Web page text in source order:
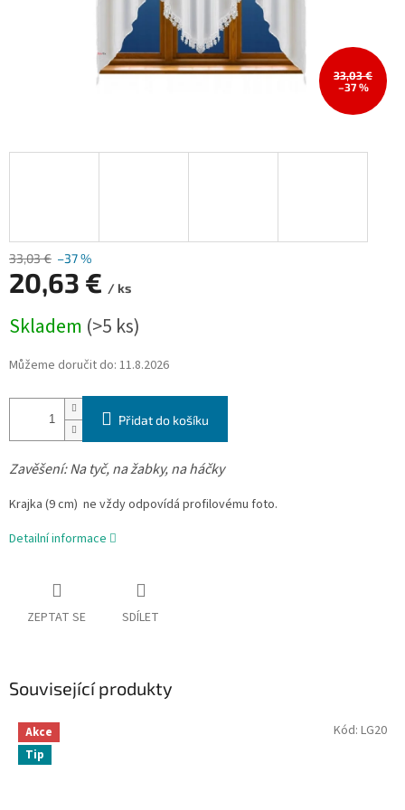
33,03 €
–37 %
33,03 € –37 %
20,63 € / ks
cena:
Skladem (>5 ks)
Můžeme doručit do: 11.8.2026
Přidat do košíku
Zavěšení:Na tyč, na žabky, na háčky
Krajka (9 cm) ne vždy odpovídá profilovému foto.
Detailní informace
ZEPTAT SE SDÍLET
Související produkty
Akce
Tip
Kód: LG20